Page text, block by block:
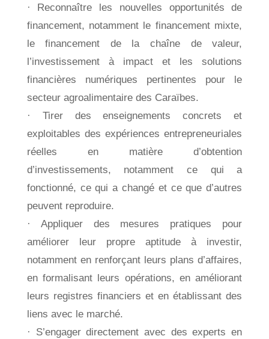
· Reconnaître les nouvelles opportunités de
financement, notamment le financement mixte,
le financement de la chaîne de valeur,
l’investissement à impact et les solutions
financières numériques pertinentes pour le
secteur agroalimentaire des Caraïbes.
· Tirer des enseignements concrets et
exploitables des expériences entrepreneuriales
réelles en matière d’obtention
d’investissements, notamment ce qui a
fonctionné, ce qui a changé et ce que d’autres
peuvent reproduire.
· Appliquer des mesures pratiques pour
améliorer leur propre aptitude à investir,
notamment en renforçant leurs plans d’affaires,
en formalisant leurs opérations, en améliorant
leurs registres financiers et en établissant des
liens avec le marché.
· S’engager directement avec des experts en